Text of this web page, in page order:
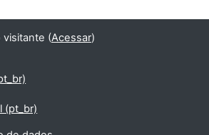
visitante (Acessar)
‎(pt_br)‎